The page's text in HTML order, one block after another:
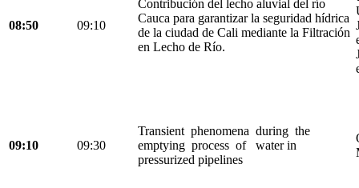
08:50 09:10
Contribución del lecho aluvial del río
Cauca para garantizar la seguridad hídrica
de la ciudad de Cali mediante la Filtración
en Lecho de Río.
09:10 09:30
Transient phenomena during the
emptying process of water in
pressurized pipelines